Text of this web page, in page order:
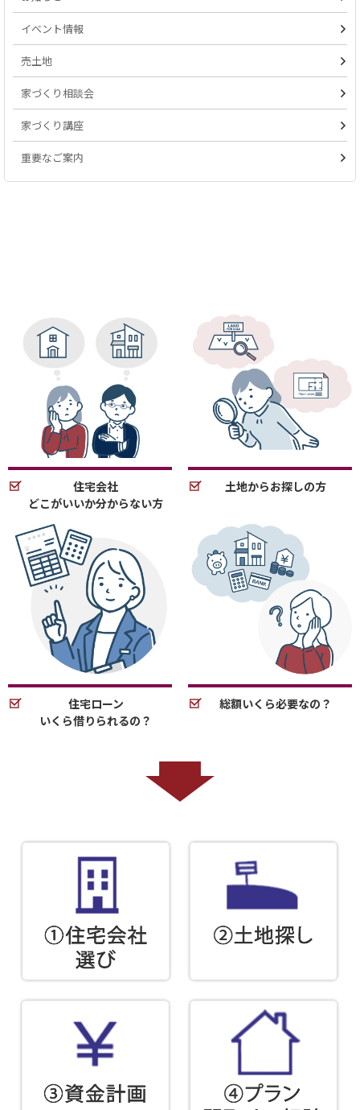
イベント情報
売土地
家づくり相談会
家づくり講座
重要なご案内
住宅会社
どこがいいか分からない方
土地からお探しの方
住宅ローン
いくら借りられるの？
総額いくら必要なの？